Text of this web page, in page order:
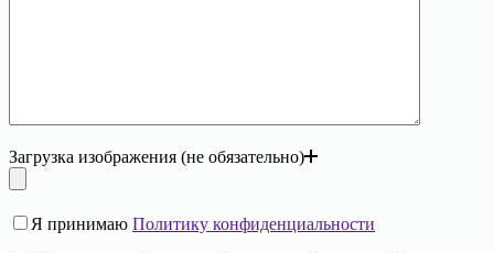
Загрузка изображения (не обязательно)
Я принимаю Политику конфиденциальности